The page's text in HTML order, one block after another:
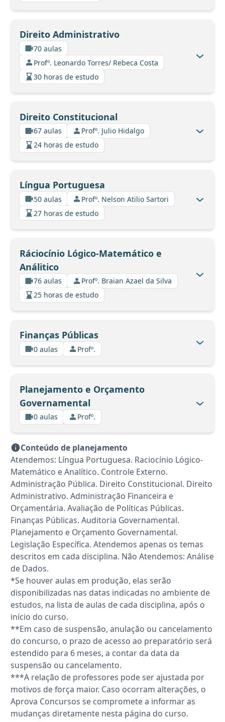
Direito Administrativo
70 aulas
Profº. Leonardo Torres/ Rebeca Costa
30 horas de estudo
Direito Constitucional
67 aulas
Profº. Julio Hidalgo
24 horas de estudo
Língua Portuguesa
50 aulas
Profº. Nelson Atilio Sartori
27 horas de estudo
Ráciocínio Lógico-Matemático e
Análitico
76 aulas
Profº. Braian Azael da Silva
25 horas de estudo
Finanças Públicas
0 aulas Profº.
Planejamento e Orçamento
Governamental
0 aulas Profº.
Conteúdo de planejamento
Atendemos: Língua Portuguesa. Raciocínio Lógico-
Matemático e Analítico. Controle Externo.
Administração Pública. Direito Constitucional. Direito
Administrativo. Administração Financeira e
Orçamentária. Avaliação de Políticas Públicas.
Finanças Públicas. Auditoria Governamental.
Planejamento e Orçamento Governamental.
Legislação Específica. Atendemos apenas os temas
descritos em cada disciplina. Não Atendemos: Análise
de Dados.
*Se houver aulas em produção, elas serão
disponibilizadas nas datas indicadas no ambiente de
estudos, na lista de aulas de cada disciplina, após o
início do curso.
**Em caso de suspensão, anulação ou cancelamento
do concurso, o prazo de acesso ao preparatório será
estendido para 6 meses, a contar da data da
suspensão ou cancelamento.
***A relação de professores pode ser ajustada por
motivos de força maior. Caso ocorram alterações, o
Aprova Concursos se compromete a informar as
mudanças diretamente nesta página do curso.